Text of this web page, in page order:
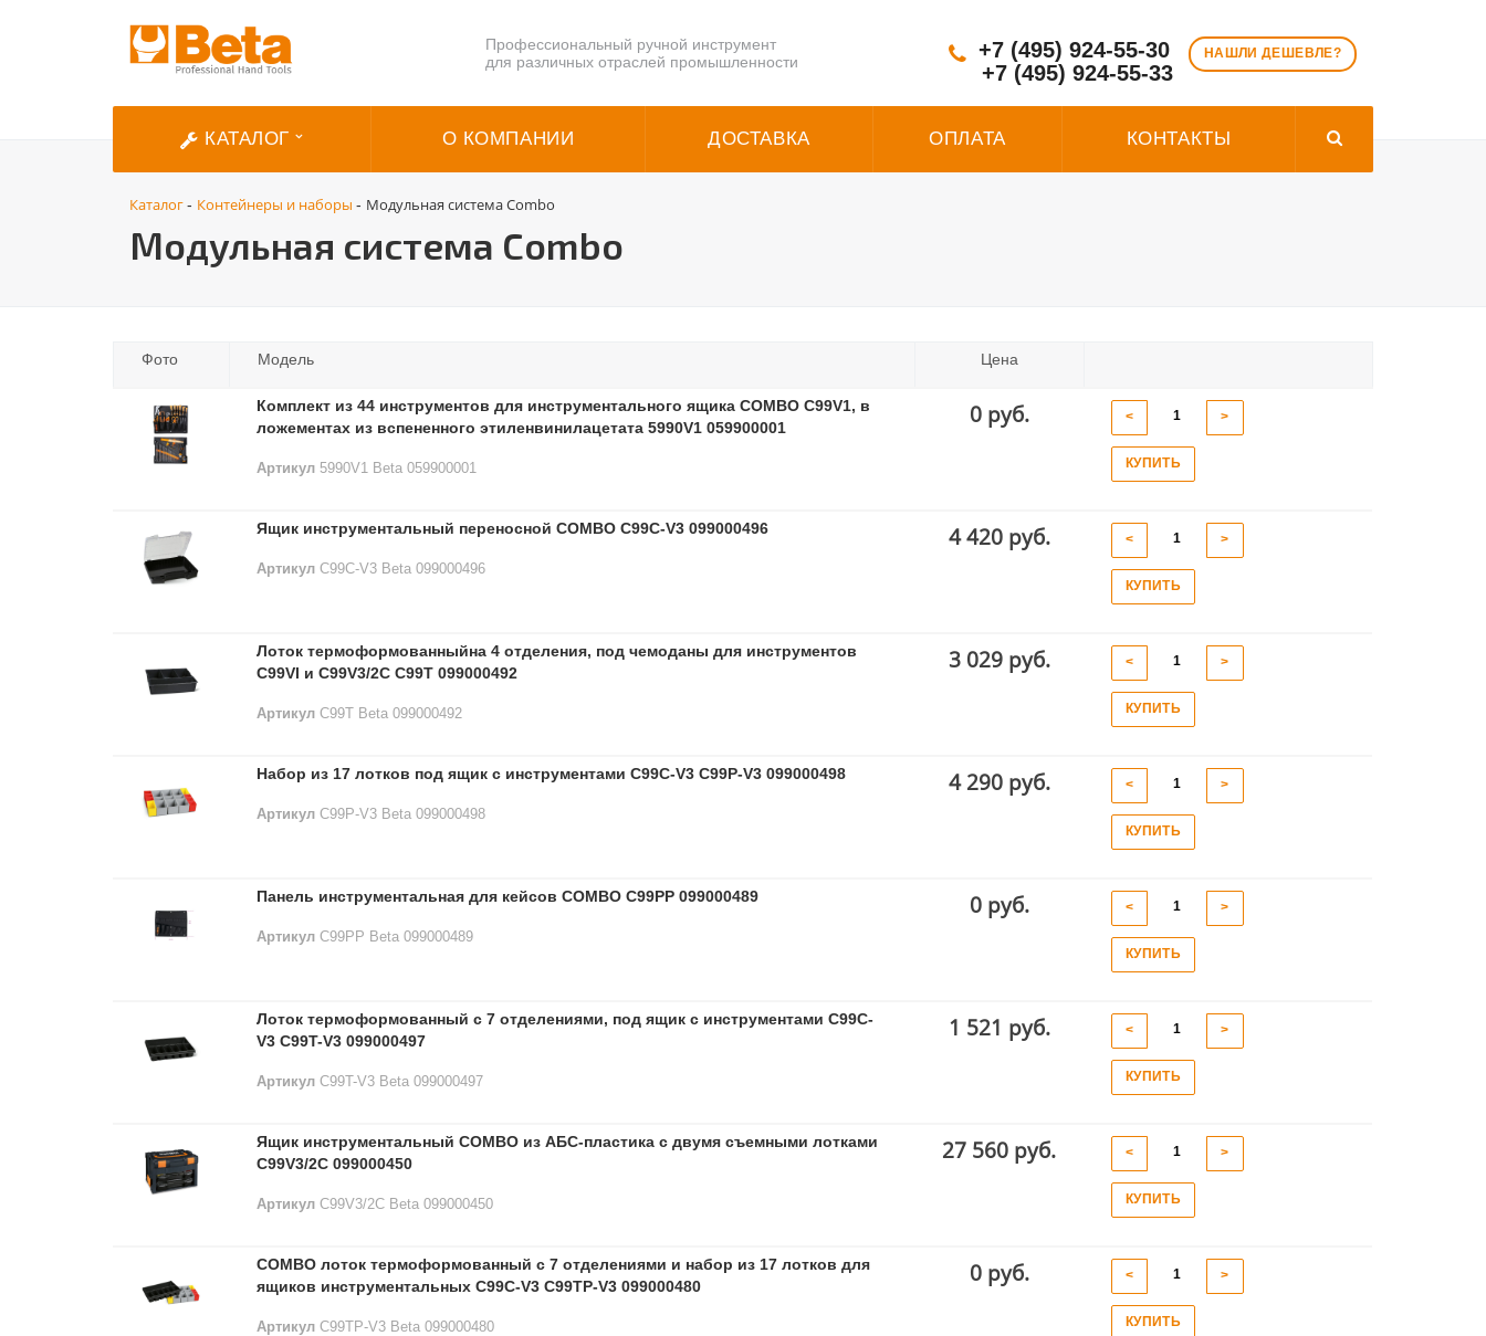
Профессиональный ручной инструмент
для различных отраслей промышленности
НАШЛИ ДЕШЕВЛЕ?
+7 (495) 924-55-30
+7 (495) 924-55-33
КАТАЛОГ О КОМПАНИИ ДОСТАВКА ОПЛАТА КОНТАКТЫ
Каталог- Контейнеры и наборы - Модульная система Combo
Модульная система Combo
Фото Модель Цена
Комплект из 44 инструментов для инструментального ящика COMBO C99V1, в
ложементах из вспененного этиленвинилацетата 5990V1 059900001
Артикул 5990V1 Beta 059900001
0 руб. < >
КУПИТЬ
Ящик инструментальный переносной COMBO C99C-V3 099000496
Артикул C99C-V3 Beta 099000496
4 420 руб. < >
КУПИТЬ
Лоток термоформованныйна 4 отделения, под чемоданы для инструментов
C99VI и C99V3/2C C99T 099000492
Артикул C99T Beta 099000492
3 029 руб. < >
КУПИТЬ
Набор из 17 лотков под ящик с инструментами C99C-V3 C99P-V3 099000498
Артикул C99P-V3 Beta 099000498
4 290 руб. < >
КУПИТЬ
Панель инструментальная для кейсов COMBO C99PP 099000489
Артикул C99PP Beta 099000489
0 руб. < >
КУПИТЬ
Лоток термоформованный с 7 отделениями, под ящик с инструментами C99C-
V3 C99T-V3 099000497
Артикул C99T-V3 Beta 099000497
1 521 руб. < >
КУПИТЬ
Ящик инструментальный ​COMBO из АБС-пластика с двумя съемными лотками
C99V3/2C 099000450
Артикул C99V3/2C Beta 099000450
27 560 руб. < >
КУПИТЬ
COMBO лоток термоформованный с 7 отделениями и набор из 17 лотков для
ящиков инструментальных C99C-V3 C99TP-V3 099000480
Артикул C99TP-V3 Beta 099000480
0 руб. < >
КУПИТЬ